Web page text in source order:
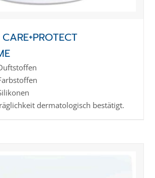
dermatologisch bestätigt.